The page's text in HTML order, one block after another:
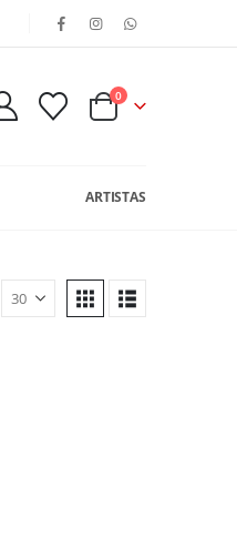
0
ARTISTAS